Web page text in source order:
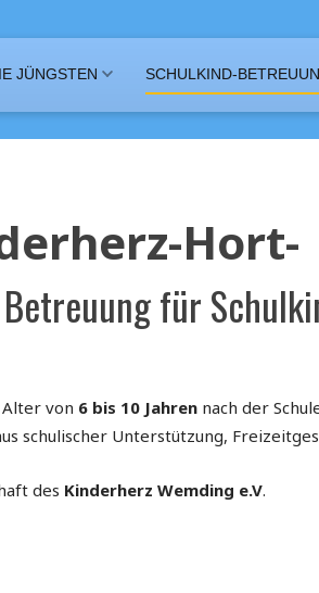
JÜNGSTEN SCHULKIND-
Hort-
für
von 6 bis 10 Jahren nach der
schulischer Unterstützung,
des Kinderherz Wemding e.V.